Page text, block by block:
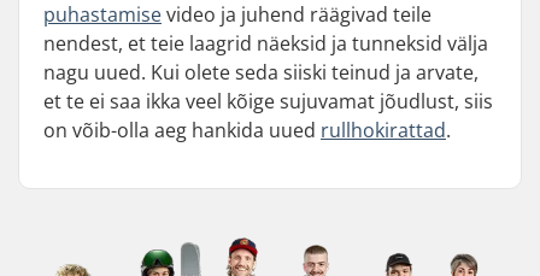
puhastamisevideo ja juhend räägivad teile
nendest, et teie laagrid näeksid ja tunneksid välja
nagu uued. Kui olete seda siiski teinud ja arvate,
et te ei saa ikka veel kõige sujuvamat jõudlust, siis
on võib-olla aeg hankida uued rullhokirattad.